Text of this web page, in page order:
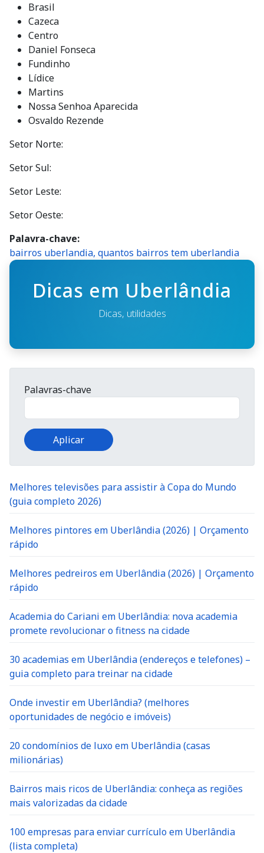
Brasil
Cazeca
Centro
Daniel Fonseca
Fundinho
Lídice
Martins
Nossa Senhoa Aparecida
Osvaldo Rezende
Setor Norte:
Setor Sul:
Setor Leste:
Setor Oeste:
Palavra-chave
bairros uberlandia, quantos bairros tem uberlandia
Dicas em Uberlândia
Dicas, utilidades
Palavras-chave
Melhores televisões para assistir à Copa do Mundo
(guia completo 2026)
Melhores pintores em Uberlândia (2026) | Orçamento
rápido
Melhores pedreiros em Uberlândia (2026) | Orçamento
rápido
Academia do Cariani em Uberlândia: nova academia
promete revolucionar o fitness na cidade
30 academias em Uberlândia (endereços e telefones) –
guia completo para treinar na cidade
Onde investir em Uberlândia? (melhores
oportunidades de negócio e imóveis)
20 condomínios de luxo em Uberlândia (casas
milionárias)
Bairros mais ricos de Uberlândia: conheça as regiões
mais valorizadas da cidade
100 empresas para enviar currículo em Uberlândia
(lista completa)